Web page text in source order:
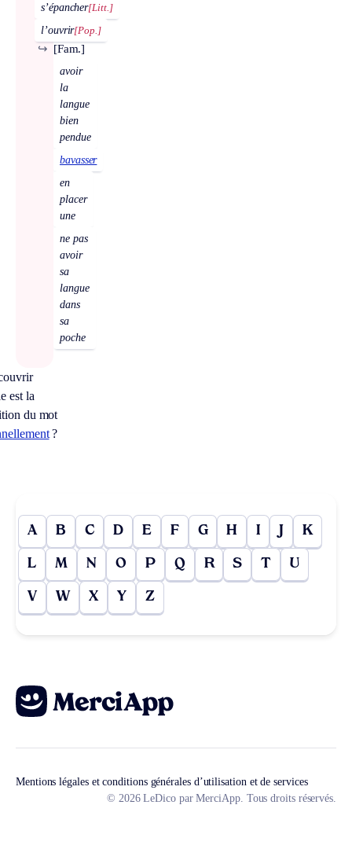
s’épancher[Litt.]
l’ouvrir[Pop.]
[Fam.]
↪
avoir
la
langue
bien
pendue
bavasser
en
placer
une
ne pas
avoir
sa
langue
dans
sa
poche
est la
du mot
?
A B C D E F G H I J K
L M N O P Q R S T U
V W X Y Z
Mentions légales et conditions générales d’utilisation et de services
© 2026 LeDico par MerciApp. Tous droits réservés.